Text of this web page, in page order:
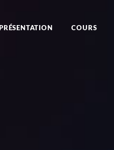
PRÉSENTATION COURS